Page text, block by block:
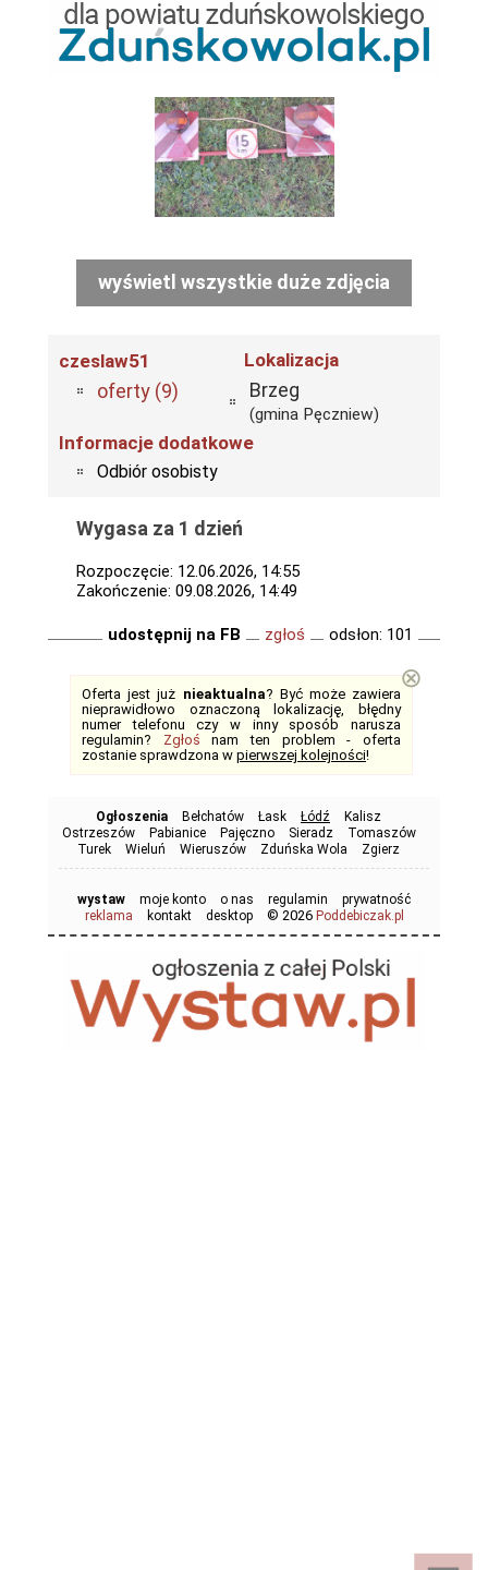
wyświetl wszystkie duże zdjęcia
czeslaw51
oferty (9)
Lokalizacja
Brzeg
(gmina Pęczniew)
Informacje dodatkowe
Odbiór osobisty
Wygasa za 1 dzień
Rozpoczęcie: 12.06.2026, 14:55
Zakończenie: 09.08.2026, 14:49
udostępnij na FB zgłoś odsłon: 101
Oferta jest już nieaktualna? Być może zawiera
nieprawidłowo oznaczoną lokalizację, błędny
numer telefonu czy w inny sposób narusza
regulamin? Zgłoś nam ten problem - oferta
zostanie sprawdzona w pierwszej kolejności!
⊗
Ogłoszenia Bełchatów Łask Łódź
Kalisz
Ostrzeszów
Pabianice Pajęczno Sieradz
Tomaszów
Turek
Wieluń Wieruszów Zduńska Wola Zgierz
wystaw moje konto o nas regulamin
prywatność
reklama
kontakt desktop © 2026 Poddebiczak.pl